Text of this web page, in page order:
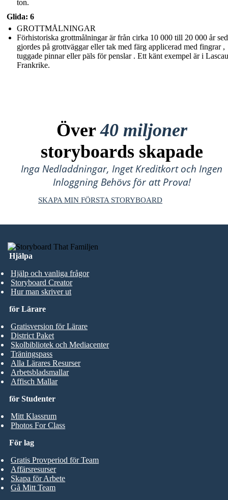
ton.
Glida: 6
GROTTMÅLNINGAR
Förhistoriska grottmålningar är från cirka 10 000 till 20 000 år
gjordes på grottväggar eller tak med färg applicerad med fingrar ,
tuggade pinnar eller päls för penslar . Ett känt exempel är i
Frankrike.
Över40 miljoner
storyboards skapade
Inga Nedladdningar, Inget Kreditkort och Ingen
Inloggning Behövs för att Prova!
SKAPA MIN FÖRSTA STORYBOARD
Hjälpa
Hjälp och vanliga frågor
Storyboard Creator
Hur man skriver ut
för Studenter
Mitt Klassrum
Photos For Class
för Lärare
Gratisversion för Lärare
District Paket
Skolbibliotek och Mediacenter
Träningspass
Alla Lärares Resurser
Arbetsbladsmallar
Affisch Mallar
För lag
Gratis Provperiod för Team
Affärsresurser
Skapa för Arbete
Gå Mitt Team